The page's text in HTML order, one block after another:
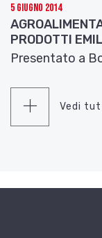
5 Giugno 2014
PRODOTTI
Presentato a
Vedi